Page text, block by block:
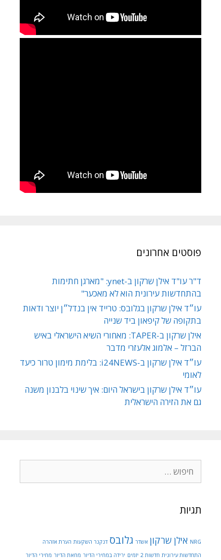
פוסטים אחרונים
ד"ר עו"ד אילן שרקון ב-ynet: "מארגן חתימות
בהתחדשות עירונית הוא לא מאכער"
עו״ד אילן שרקון בגלובס: טרייד אין בנדל״ן יוצר ודאות
בתקופה של קיפאון ביד שנייה
אילן שרקון ב-TAPER: מאחורי השיא הישראלי באיש
הברזל – אלמוג אלעזרי מדבר
עו״ד אילן שרקון ב-i24NEWS: בלימת מימון טרור כיעד
לאומי
עו״ד אילן שרקון בישראל היום: איך שינוי בלבנון משנה
גם את הזירה הישראלית
תגיות
NRG אילן שרקון אשדר גלובס דנקנר השקעות הערת אזהרה
התחדשות עירונית חדשות 2 יזמים ירידה במחירי הדיור מחאת הדיור מחירי הדיור